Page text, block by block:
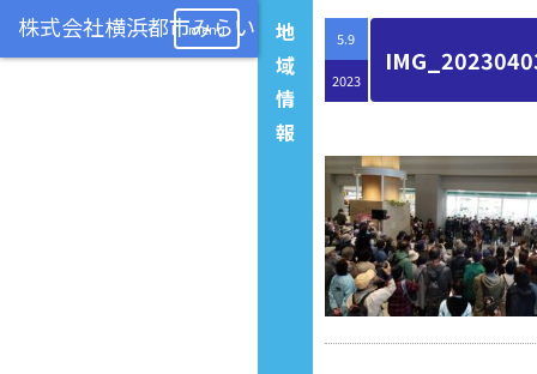
menu
地
域
情
報
5.9
2023